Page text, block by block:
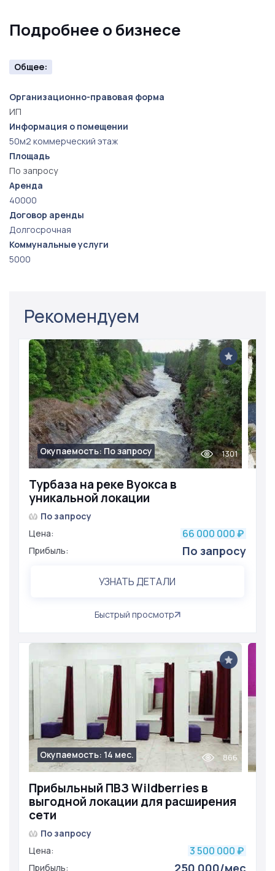
Подробнее о бизнесе
Общее:
Организационно-правовая форма
ИП
Информация о помещении
50м2 коммерческий этаж
Площадь
По запросу
Аренда
40000
Договор аренды
Долгосрочная
Коммунальные услуги
5000
Рекомендуем
Турбаза на реке Вуокса в
уникальной локации
Окупаемость: По запросу 1301
По запросу
Цена:
66 000 000 ₽
Прибыль: По запросу
УЗНАТЬ ДЕТАЛИ
Быстрый просмотр
Прибыльный ПВЗ Wildberries в
выгодной локации для расширения
сети
Окупаемость: 14 мес. 866
По запросу
Цена:
3 500 000 ₽
Прибыль: 250 000/мес